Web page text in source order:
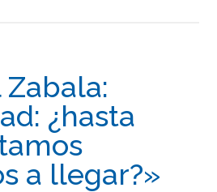
¿hasta
a llegar?»